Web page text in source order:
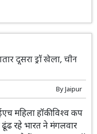
दूसरा ड्रॉ खेला, चीन
ByJaipur
महिला हॉकी विश्व कप
रहे भारत ने मंगलवार